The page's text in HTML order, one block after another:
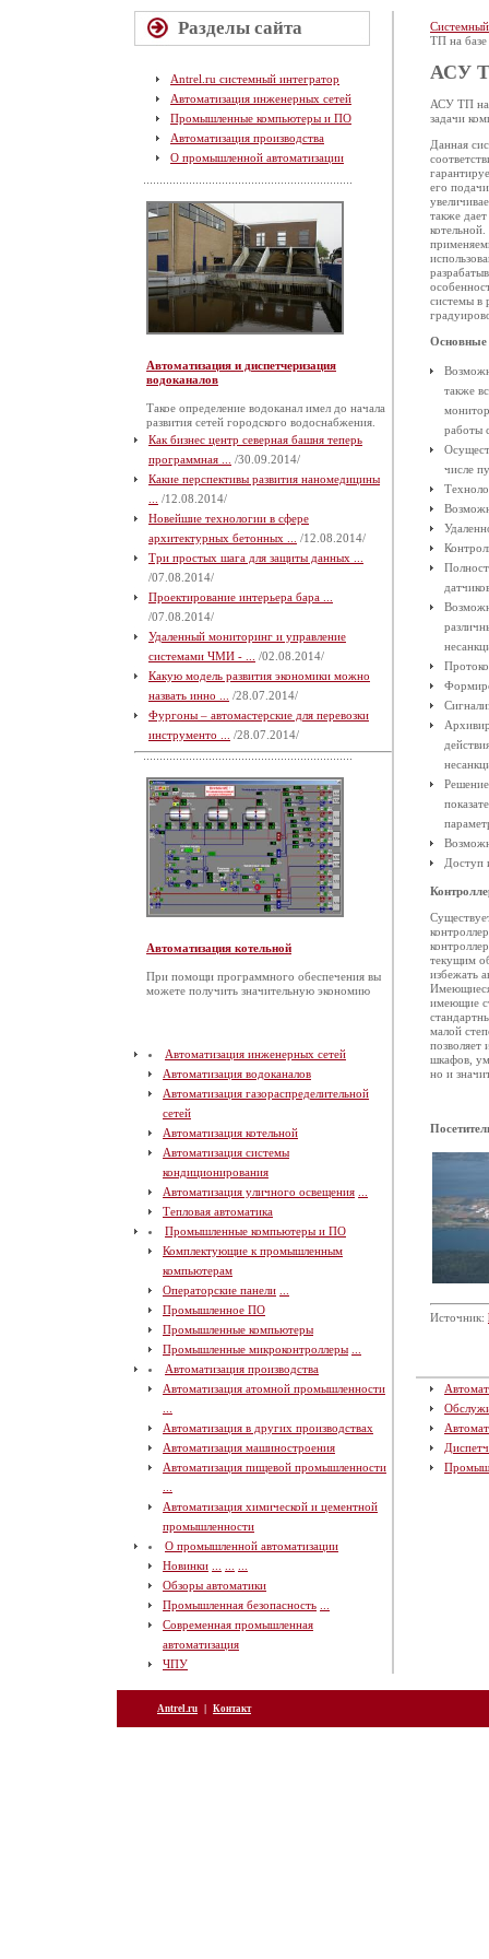
Разделы сайта
Antrel.ru системный интегратор
Автоматизация инженерных сетей
Промышленные компьютеры и ПО
Автоматизация производства
О промышленной автоматизации
Автоматизация и диспетчеризация
водоканалов
Такое определение водоканал имел до начала
развития сетей городского водоснабжения.
Как бизнес центр северная башня теперь
программная ...
/30.09.2014/
Какие перспективы развития наномедицины
/12.08.2014/
Новейшие технологии в сфере
архитектурных бетонных ...
/12.08.2014/
Три простых шага для защиты данных ...
/07.08.2014/
Проектирование интерьера бара ...
/07.08.2014/
Удаленный мониторинг и управление
системами ЧМИ - ...
/02.08.2014/
Какую модель развития экономики можно
назвать инно ...
/28.07.2014/
Фургоны – автомастерские для перевозки
инструменто ...
/28.07.2014/
Автоматизация котельной
При помощи программного обеспечения вы
можете получить значительную экономию
Автоматизация инженерных сетей
Автоматизация водоканалов
Автоматизация газораспределительной
сетей
Автоматизация котельной
Автоматизация системы
кондиционирования
Автоматизация уличного освещения
Тепловая автоматика
Промышленные компьютеры и ПО
Комплектующие к промышленным
компьютерам
Операторские панели
Промышленное ПО
Промышленные компьютеры
Промышленные микроконтроллеры
Автоматизация производства
Автоматизация атомной промышленности
Автоматизация в других производствах
Автоматизация машиностроения
Автоматизация пищевой промышленности
Автоматизация химической и цементной
промышленности
О промышленной автоматизации
Новинки
Обзоры автоматики
Промышленная безопасность
Современная промышленная
автоматизация
ЧПУ
ТП на
АСУ
АСУ ТП на
задачи
Данная
его
также
системы в
Основные
также
работы
числе
Доступ
текущим
избежать
имеющие
малой
позволяет
шкафов,
но и
Источник:
Antrel.ru | Контакт